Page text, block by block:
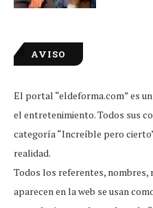
AVISO
El portal “eldeforma.com” es
el entretenimiento. Todos sus
categoría “Increíble pero
realidad.
Todos los referentes, nombres,
aparecen en la web se usan